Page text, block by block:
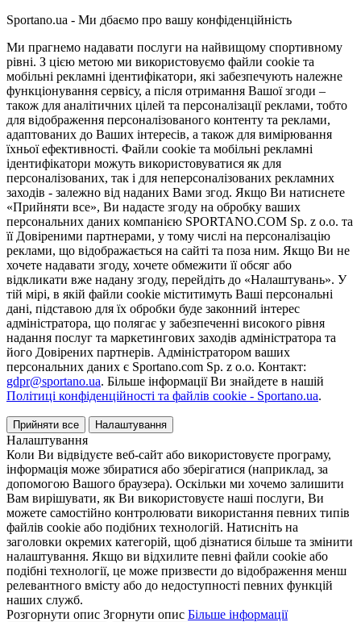
Sportano.ua - Ми дбаємо про вашу конфіденційність
Ми прагнемо надавати послуги на найвищому спортивному
рівні. З цією метою ми використовуємо файли cookie та
мобільні рекламні ідентифікатори, які забезпечують належне
функціонування сервісу, а після отримання Вашої згоди –
також для аналітичних цілей та персоналізації реклами, тобто
для відображення персоналізованого контенту та реклами,
адаптованих до Ваших інтересів, а також для вимірювання
їхньої ефективності. Файли cookie та мобільні рекламні
ідентифікатори можуть використовуватися як для
персоналізованих, так і для неперсоналізованих рекламних
заходів - залежно від наданих Вами згод. Якщо Ви натиснете
«Прийняти все», Ви надасте згоду на обробку ваших
персональних даних компанією SPORTANO.COM Sp. z o.o. та
її Довіреними партнерами, у тому числі на персоналізацію
реклами, що відображається на сайті та поза ним. Якщо Ви не
хочете надавати згоду, хочете обмежити її обсяг або
відкликати вже надану згоду, перейдіть до «Налаштувань». У
тій мірі, в якій файли cookie міститимуть Ваші персональні
дані, підставою для їх обробки буде законний інтерес
адміністратора, що полягає у забезпеченні високого рівня
надання послуг та маркетингових заходів адміністратора та
його Довірених партнерів. Адміністратором ваших
персональних даних є Sportano.com Sp. z o.o. Контакт:
gdpr@sportano.ua. Більше інформації Ви знайдете в нашій
Політиці конфіденційності та файлів cookie - Sportano.ua.
Прийняти все Налаштування
Налаштування
Коли Ви відвідуєте веб-сайт або використовуєте програму,
інформація може збиратися або зберігатися (наприклад, за
допомогою Вашого браузера). Оскільки ми хочемо залишити
Вам вирішувати, як Ви використовуєте наші послуги, Ви
можете самостійно контролювати використання певних типів
файлів cookie або подібних технологій. Натисніть на
заголовки окремих категорій, щоб дізнатися більше та змінити
налаштування. Якщо ви відхилите певні файли cookie або
подібні технології, це може призвести до відображення менш
релевантного вмісту або до недоступності певних функцій
наших служб.
Розгорнути опис Згорнути опис Більше інформації